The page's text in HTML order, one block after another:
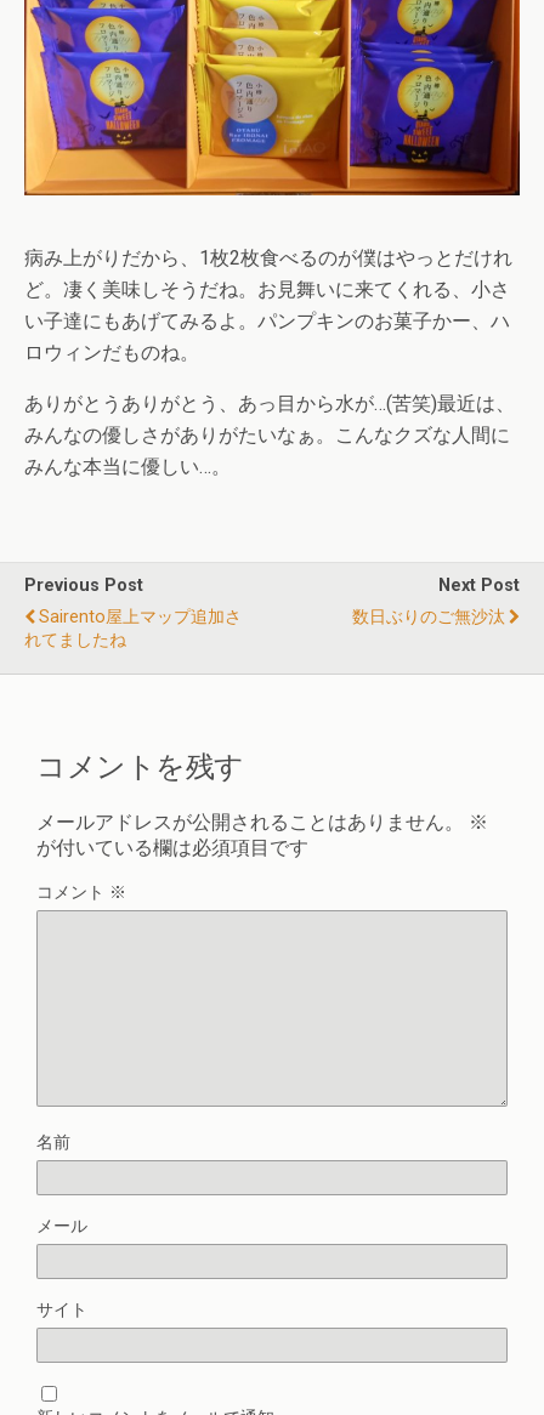
病み上がりだから、1枚2枚食べるのが僕はやっとだけれ
ど。凄く美味しそうだね。お見舞いに来てくれる、小さ
い子達にもあげてみるよ。パンプキンのお菓子かー、ハ
ロウィンだものね。
ありがとうありがとう、あっ目から水が…(苦笑)最近は、
みんなの優しさがありがたいなぁ。こんなクズな人間に
みんな本当に優しい…。
Previous Post
Sairento屋上マップ追加さ
れてましたね
Next Post
数日ぶりのご無沙汰
コメントを残す
メールアドレスが公開されることはありません。
※
が付いている欄は必須項目です
コメント ※
名前
メール
サイト